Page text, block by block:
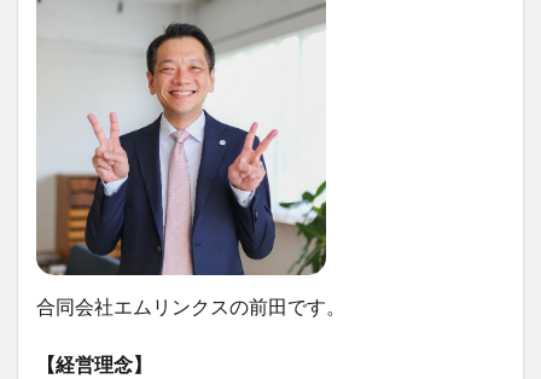
合同会社エムリンクスの前田です。
【経営理念】